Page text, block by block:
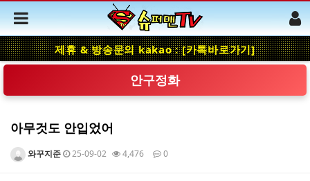
제휴 & 방송문의 kakao : [카톡바로가기]
안구정화
아무것도 안입었어
와꾸지준 25-09-02 4,476 0